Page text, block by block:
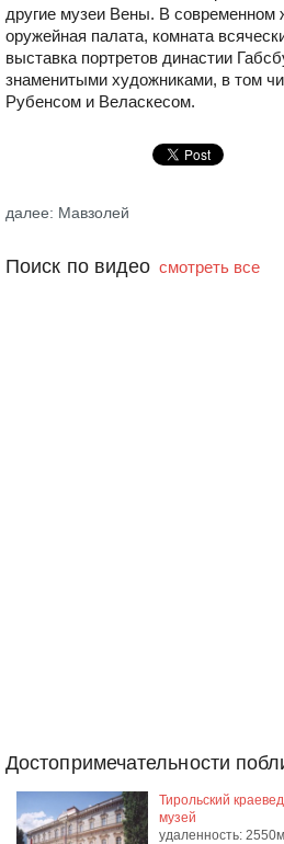
другие музеи Вены. В современном
оружейная палата, комната
выставка портретов династии
знаменитыми художниками, в том
Рубенсом и Веласкесом.
далее: Мавзолей
Поиск по видео смотреть все
Достопримечательности
Тирольский
музей
удаленность: 2550м